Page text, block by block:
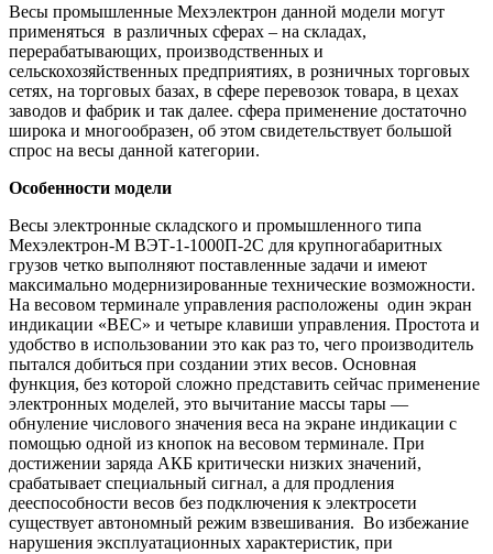
Весы промышленные Мехэлектрон данной модели могут
применяться в различных сферах – на складах,
перерабатывающих, производственных и
сельскохозяйственных предприятиях, в розничных торговых
сетях, на торговых базах, в сфере перевозок товара, в цехах
заводов и фабрик и так далее. сфера применение достаточно
широка и многообразен, об этом свидетельствует большой
спрос на весы данной категории.
Особенности модели
Весы электронные складского и промышленного типа
Мехэлектрон-М ВЭТ-1-1000П-2С для крупногабаритных
грузов четко выполняют поставленные задачи и имеют
максимально модернизированные технические возможности.
На весовом терминале управления расположены один экран
индикации «ВЕС» и четыре клавиши управления. Простота и
удобство в использовании это как раз то, чего производитель
пытался добиться при создании этих весов. Основная
функция, без которой сложно представить сейчас применение
электронных моделей, это вычитание массы тары —
обнуление числового значения веса на экране индикации с
помощью одной из кнопок на весовом терминале. При
достижении заряда АКБ критически низких значений,
срабатывает специальный сигнал, а для продления
дееспособности весов без подключения к электросети
существует автономный режим взвешивания. Во избежание
нарушения эксплуатационных характеристик, при